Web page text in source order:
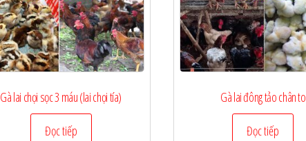
Gà lai chọi sọc 3 máu (lai chọi tía)
Đọc tiếp
Gà lai đông tảo chân to
Đọc tiếp